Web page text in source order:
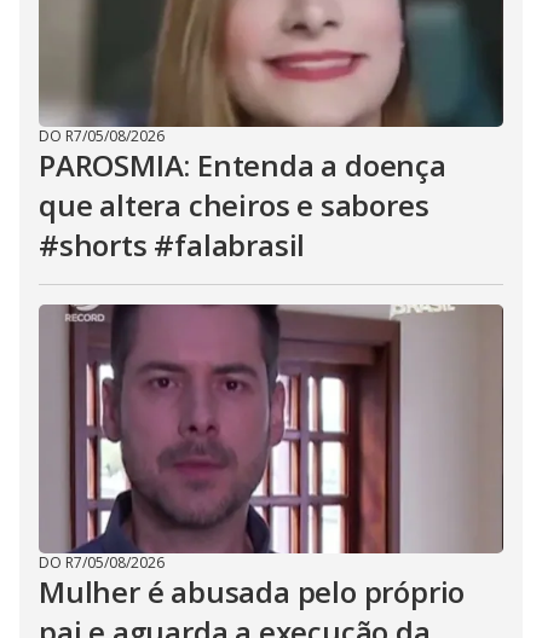
DO R7/05/08/2026
PAROSMIA: Entenda a doença
que altera cheiros e sabores
#shorts #falabrasil
DO R7/05/08/2026
Mulher é abusada pelo próprio